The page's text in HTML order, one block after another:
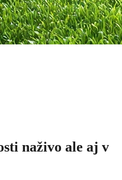
naživo ale aj v